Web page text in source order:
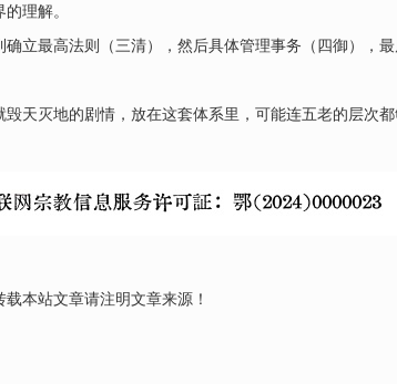
理解。
立最高法则（三清），然后具体管理事务（四御），最
天灭地的剧情，放在这套体系里，可能连五老的层次都
本站文章请注明文章来源！